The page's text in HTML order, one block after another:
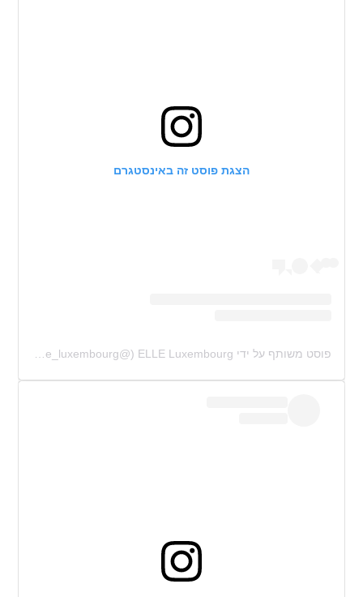
הצגת פוסט זה באינסטגרם
פוסט משותף על ידי ‏‎ELLE Luxembourg‎‏ (@‏‎elle_luxembourg‎‏)